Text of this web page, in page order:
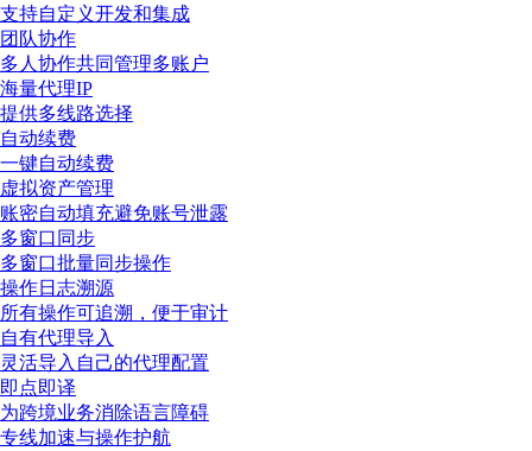
支持自定义开发和集成
团队协作
多人协作共同管理多账户
海量代理IP
提供多线路选择
自动续费
一键自动续费
虚拟资产管理
账密自动填充避免账号泄露
多窗口同步
多窗口批量同步操作
操作日志溯源
所有操作可追溯，便于审计
自有代理导入
灵活导入自己的代理配置
即点即译
为跨境业务消除语言障碍
专线加速与操作护航